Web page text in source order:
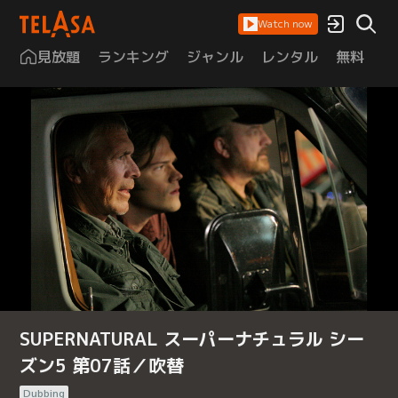
Watch now
見放題 ランキング ジャンル レンタル 無料
SUPERNATURAL スーパーナチュラル シー
ズン5 第07話／吹替
Dubbing